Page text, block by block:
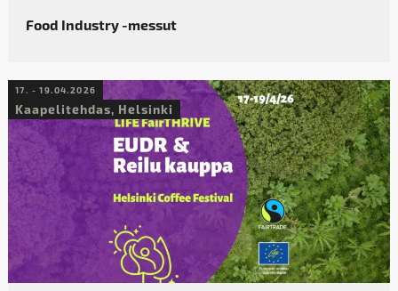
Food Industry -messut
17. - 19.04.2026
Kaapelitehdas, Helsinki